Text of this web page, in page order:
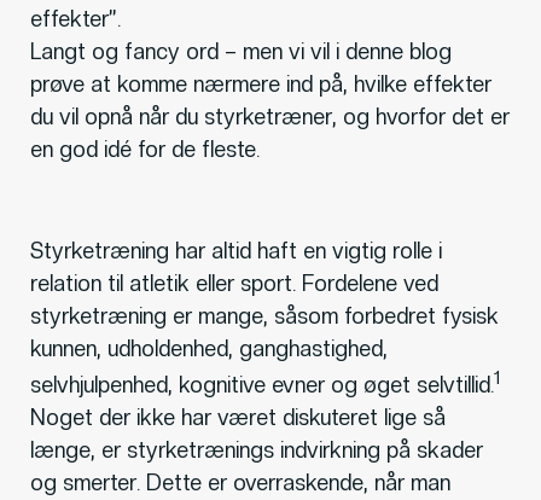
effekter”.
Langt og fancy ord – men vi vil i denne blog
prøve at komme nærmere ind på, hvilke effekter
du vil opnå når du styrketræner, og hvorfor det er
en god idé for de fleste.
Styrketræning har altid haft en vigtig rolle i
relation til atletik eller sport. Fordelene ved
styrketræning er mange, såsom forbedret fysisk
kunnen, udholdenhed, ganghastighed,
selvhjulpenhed, kognitive evner og øget selvtillid.1
Noget der ikke har været diskuteret lige så
længe, er styrketrænings indvirkning på skader
og smerter. Dette er overraskende, når man